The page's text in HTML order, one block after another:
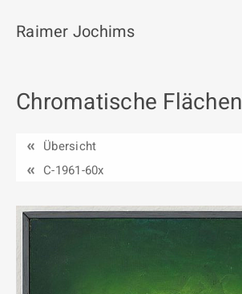
Start
Werkgruppen / Work groups
Ausstellungen
Vita
Raimer Jochims
Chromatische Flächen
Übersicht
C-1961-60x